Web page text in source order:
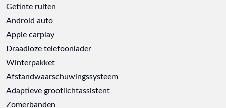
Getinte ruiten
Android auto
Apple carplay
Draadloze telefoonlader
Winterpakket
Afstandwaarschuwingssysteem
Adaptieve grootlichtassistent
Zomerbanden